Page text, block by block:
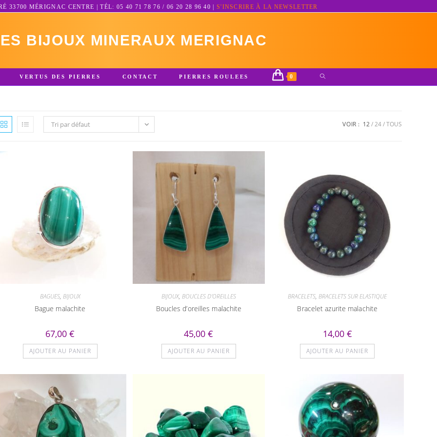
33700 MÉRIGNAC CENTRE | TÉL: 05 40 71 78 76 / 06 20 28 96 40 | S'INSCRIRE À LA NEWSLETTER
BIJOUX MINERAUX MERIGNAC
VERTUS DES PIERRES CONTACT PIERRES ROULEES 0 TOGGLE
Tri par défaut VOIR : 12 24 TOUS
BAGUES, BIJOUX
Bague malachite
67,00€
AJOUTER AU PANIER
BIJOUX, BOUCLES D'OREILLES
Boucles d’oreilles malachite
45,00€
AJOUTER AU PANIER
BRACELETS,BRACELETS SUR ELASTIQUE
Bracelet azurite malachite
14,00 €
AJOUTER AU PANIER